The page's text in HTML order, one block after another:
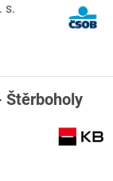
s.
Štěrboholy